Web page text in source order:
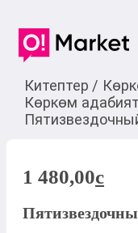
Китептер /
Көркөм адабият
1 480,00c